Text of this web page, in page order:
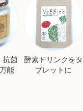
抗菌
能
酵素ドリンクをタ
ブレットに